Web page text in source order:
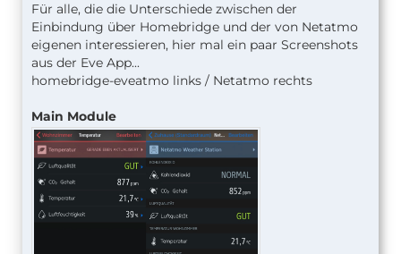
Für alle, die die Unterschiede zwischen der
Einbindung über Homebridge und der von Netatmo
eigenen interessieren, hier mal ein paar Screenshots
aus der Eve App...
homebridge-eveatmo links / Netatmo rechts
Main Module